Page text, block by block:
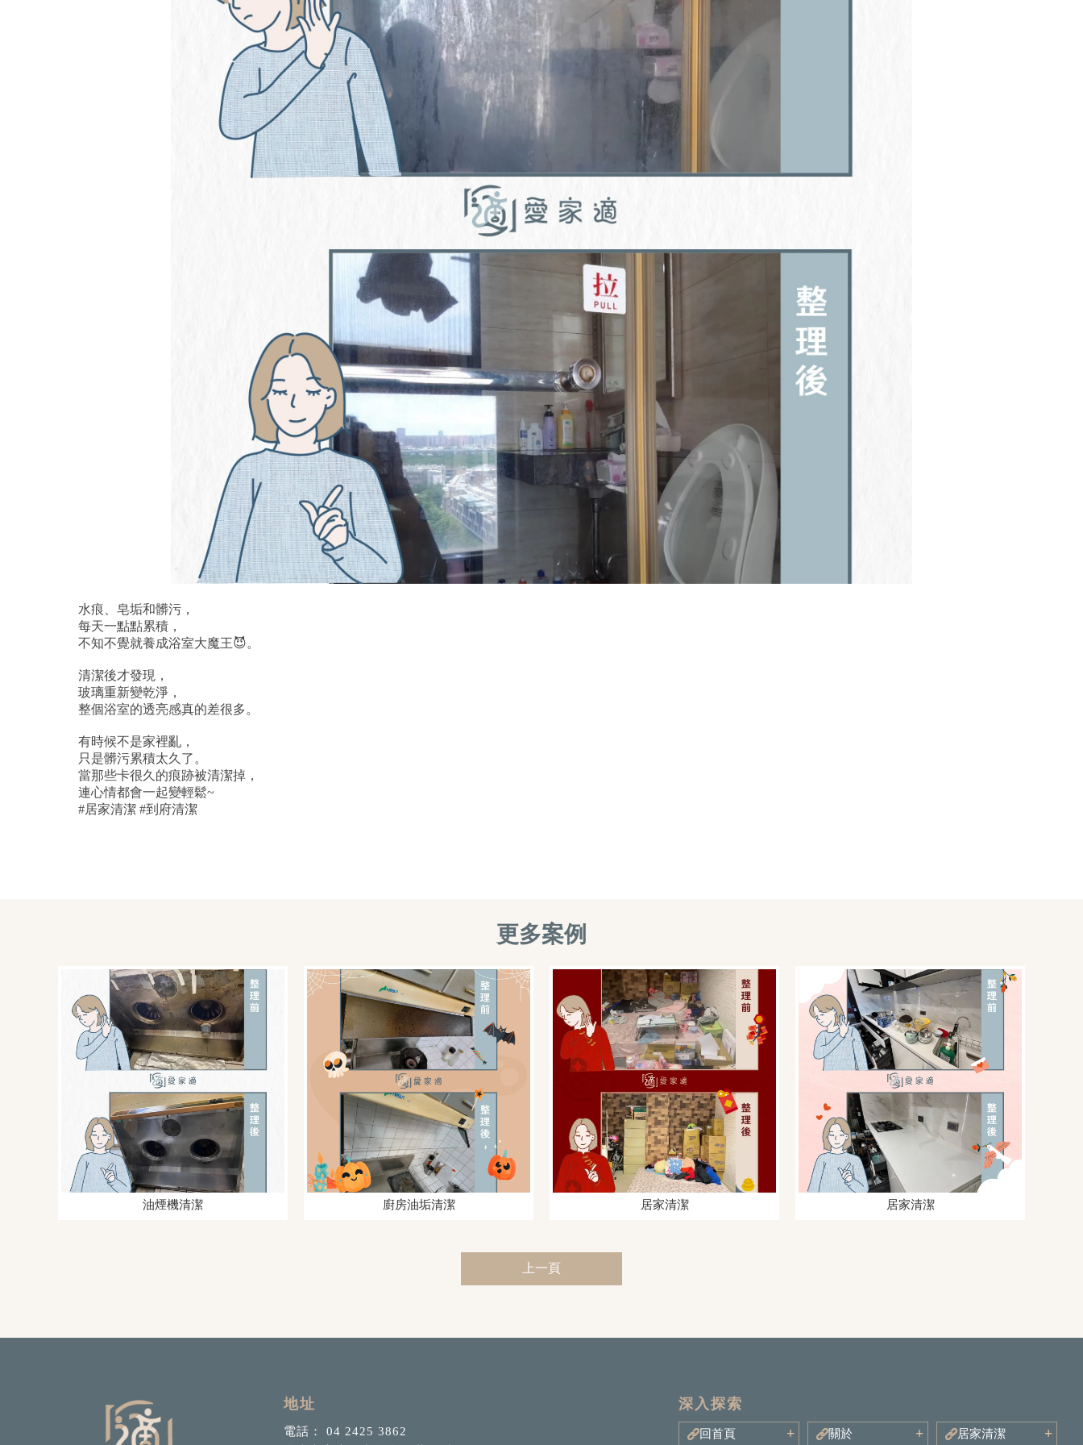
水痕、皂垢和髒污，
每天一點點累積，
不知不覺就養成浴室大魔王😈。
清潔後才發現，
玻璃重新變乾淨，
整個浴室的透亮感真的差很多。
有時候不是家裡亂，
只是髒污累積太久了。
當那些卡很久的痕跡被清潔掉，
連心情都會一起變輕鬆~
#居家清潔 #到府清潔
油煙機清潔 廚房油垢清潔 居家清潔 居家清潔
上一頁
04 2425 3862
回首頁 關於 居家清潔